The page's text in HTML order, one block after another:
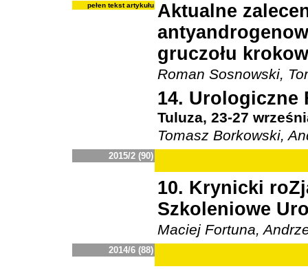
pełen tekst artykułu Aktualne
gruczołu
Roman Sosnowski,
14. Urologiczne
Tuluza, 23-27
Tomasz Borkowski,
2015/2 (90)
10. Krynicki
Szkoleniowe
Maciej Fortuna,
2014/6 (88)